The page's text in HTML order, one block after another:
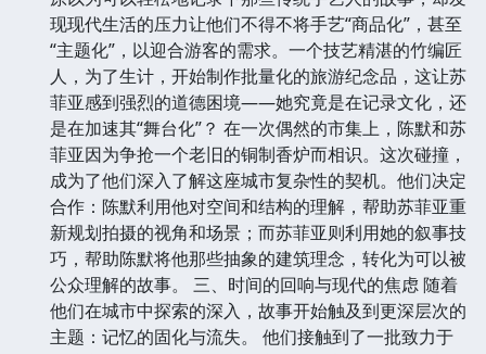
现现代生活的压力让他们不得不将手艺“商品化”，甚至
“主题化”，以迎合游客的需求。一个技艺精湛的竹编匠
人，为了生计，开始制作批量化的旅游纪念品，这让苏
菲亚感到强烈的道德困境——她究竟是在记录文化，还
是在加速其“舞台化”？ 在一次偶然的市集上，陈默和苏
菲亚因为争抢一个老旧的铜制香炉而相识。这次碰撞，
成为了他们深入了解这座城市复杂性的契机。他们决定
合作：陈默利用他对空间和结构的理解，帮助苏菲亚重
新规划拍摄的视角和场景；而苏菲亚则利用她的叙事技
巧，帮助陈默将他那些抽象的建筑理念，转化为可以被
公众理解的故事。 三、时间的回响与现代的焦虑 随着
他们在城市中探索的深入，故事开始触及到更深层次的
主题：记忆的固化与流失。 他们接触到了一批致力于